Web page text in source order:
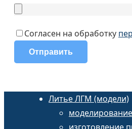
Согласен на обработку
Литье ЛГМ (модели)